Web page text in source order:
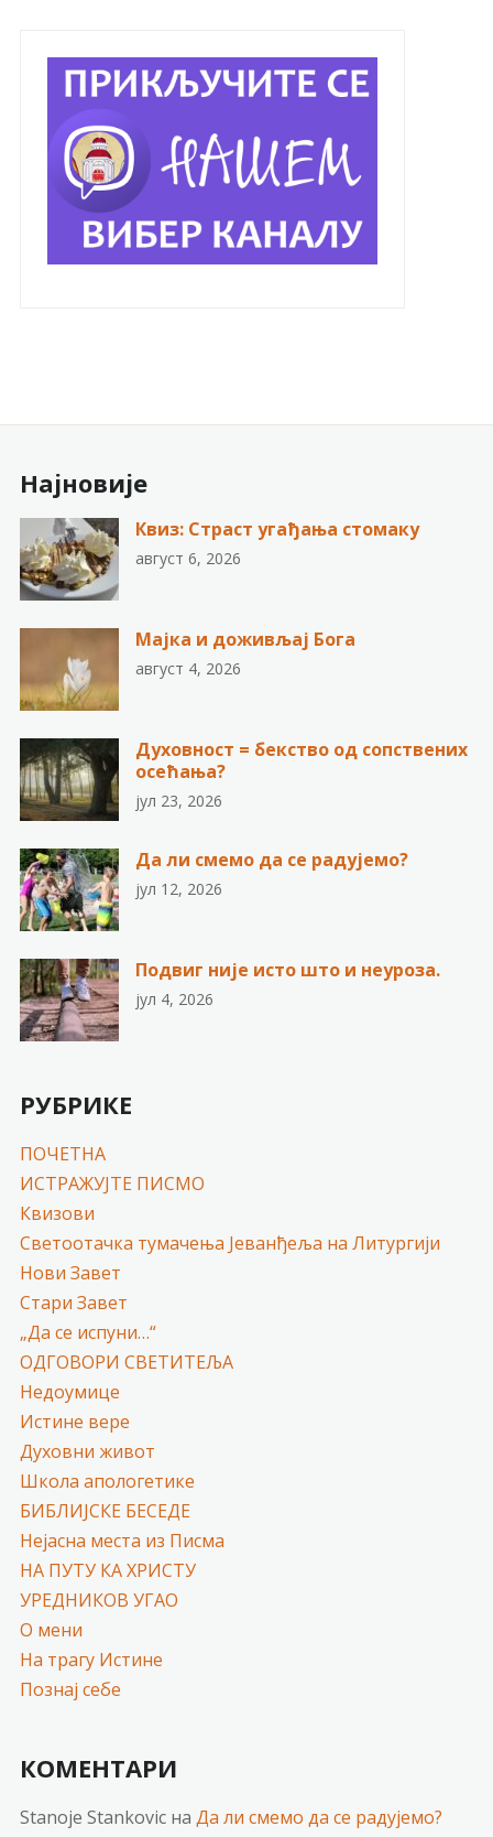
Најновије
Квиз: Страст угађања стомаку
август 6, 2026
Мајка и доживљај Бога
август 4, 2026
Духовност = бекство од сопствених
осећања?
јул 23, 2026
Да ли смемо да се радујемо?
јул 12, 2026
Подвиг није исто што и неуроза.
јул 4, 2026
РУБРИКЕ
ПОЧЕТНА
ИСТРАЖУЈТЕ ПИСМО
Квизови
Светоотачка тумачења Јеванђеља на Литургији
Нови Завет
Стари Завет
„Да се испуни…“
ОДГОВОРИ СВЕТИТЕЉА
Недоумице
Истине вере
Духовни живот
Школа апологетике
БИБЛИЈСКЕ БЕСЕДЕ
Нејасна места из Писма
НА ПУТУ КА ХРИСТУ
УРЕДНИКОВ УГАО
О мени
На трагу Истине
Познај себе
КОМЕНТАРИ
Stanoje Stankovicна Да ли смемо да се радујемо?